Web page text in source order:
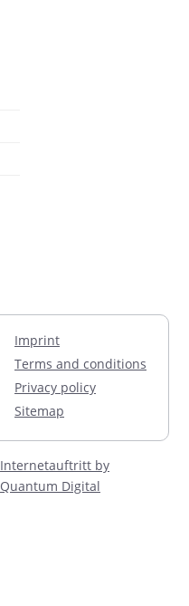
Imprint
Terms and conditions
Privacy policy
Sitemap
Internetauftritt by
Quantum Digital